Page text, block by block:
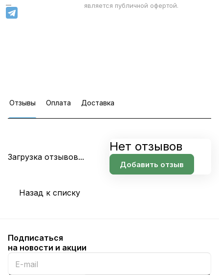
является публичной офертой.
Отзывы Оплата Доставка
Загрузка отзывов...
Нет отзывов
Добавить отзыв
Назад к списку
Подписаться
на новости и акции